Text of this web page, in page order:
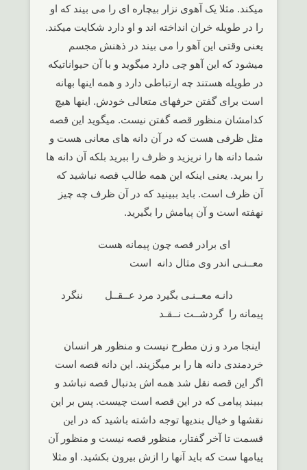
میکند. مثلا یک آهوی نزار بیچاره ای را می بیند که او
را در طویله خران انداخته اند و او دارد شکایت میکند.
یعنی وقتی این آهو را می بیند در ذهنش مجسم
میشود که این آهو چی دارد میگوید و با آن حیواناتیکه
در طویله هستند چه ارتباطی دارد و همه اینها بهانه
است برای گفتن حرفهای متعالی خودش. اینها هیچ
کدامشان منظور قصه گفتن نیست. میگوید این قصه
مثل ظرفی هست که در آن دانه های معانی هست و
شما دانه ها را نریزید و ظرف را ببرید بلکه آن دانه ها
را ببرید. یعنی اینکه این همه طالب قصه نباشید که
آن ظرف است. باید ببینید که در آن ظرف چه چیز
نهفته است و آن پیامش را بگیرید.
ای برادر قصه چون پیمانه هست
معــنـی اندر وی مثال دانه است
دانـه معــنـی بگیرد مرد عــقــل ننگرد
پیمانه را گردشــت نــقـد
اینجا مرد و زن مطرح نیست و منظور هر انسان
خردمندی دانه ها را بر میگزیند. این دانه قصه است
اگر این قصه نقل شد همه اش بدنبال قصه نباشد و
ببیند پیامی که در این قصه است چیست. پس بر این
نقشها و خیال بندیها توجه داشته باشید که در این
قسمت تا آخر گفتار، منظور قصه نیست و منظور آن
پیامها ست که باید آنها را ازش بیرون بکشید. او مثلا